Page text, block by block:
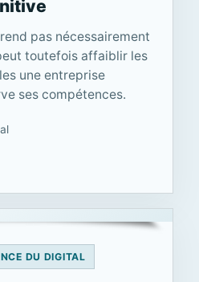
pas nécessairement
toutefois affaiblir les
une entreprise
ses compétences.
DU DIGITAL